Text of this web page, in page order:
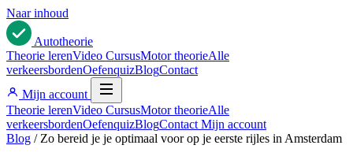
Naar inhoud
Autotheorie
Theorie lerenVideo CursusMotor theorieAlle
verkeersbordenOefenquizBlogContact
Mijn account
Theorie lerenVideo CursusMotor theorieAlle
verkeersbordenOefenquizBlogContact Mijn account
Blog / Zo bereid je je optimaal voor op je eerste rijles in Amsterdam